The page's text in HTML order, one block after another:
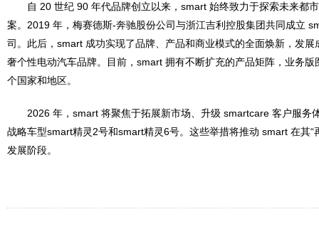
自 20 世纪 90 年代品牌创立以来，smart 始终致力于探索未来都
案。2019 年，梅赛德斯-奔驰股份公司与浙江吉利控股集团共同成立
司。此后，smart 成功实现了品牌、产品和商业模式的全面焕新，发展
奢个性电动汽车品牌。目前，smart 拥有不断扩充的产品矩阵，业务版
个国家和地区。
2026 年，smart 将聚焦于拓展新市场、升级 smartcare 客户服务
战略车型smart精灵2号和smart精灵6号。这些举措将推动 smart 在其“
发展阶段。